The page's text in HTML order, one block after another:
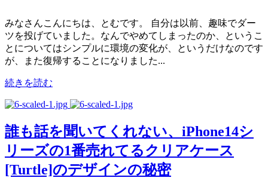
みなさんこんにちは、とむです。 自分は以前、趣味でダー
ツを投げていました。なんでやめてしまったのか、というこ
とについてはシンプルに環境の変化が、というだけなのです
が、また復帰することになりました...
続きを読む
誰も話を聞いてくれない、iPhone14シ
リーズの1番売れてるクリアケース
[Turtle]のデザインの秘密